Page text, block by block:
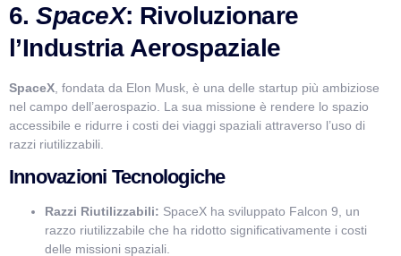
6.SpaceX: Rivoluzionare
l’Industria Aerospaziale
SpaceX , fondata da Elon Musk, è una delle startup più ambiziose
nel campo dell’aerospazio. La sua missione è rendere lo spazio
accessibile e ridurre i costi dei viaggi spaziali attraverso l’uso di
razzi riutilizzabili.
Innovazioni Tecnologiche
Razzi Riutilizzabili: SpaceX ha sviluppato Falcon 9, un
razzo riutilizzabile che ha ridotto significativamente i costi
delle missioni spaziali.